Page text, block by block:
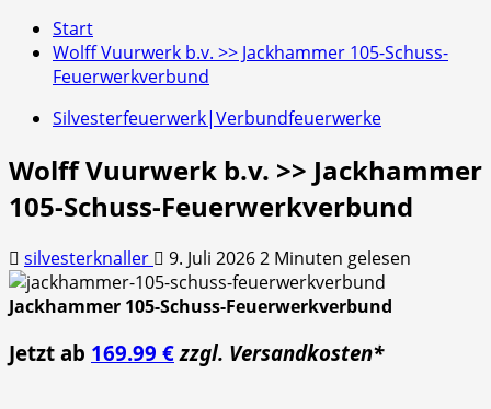
Start
Wolff Vuurwerk b.v. >> Jackhammer 105-Schuss-
Feuerwerkverbund
Silvesterfeuerwerk|Verbundfeuerwerke
Wolff Vuurwerk b.v. >> Jackhammer
105-Schuss-Feuerwerkverbund
silvesterknaller 9. Juli 20262 Minuten gelesen
Jackhammer 105-Schuss-Feuerwerkverbund
Jetzt ab 169.99 € zzgl. Versandkosten*